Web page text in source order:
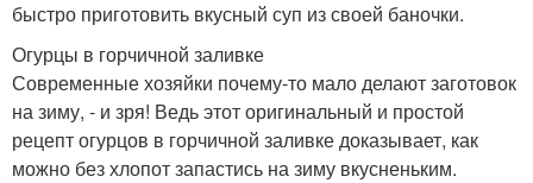
быстро приготовить вкусный суп из своей баночки.
Огурцы в горчичной заливке
Современные хозяйки почему-то мало делают заготовок
на зиму, - и зря! Ведь этот оригинальный и простой
рецепт огурцов в горчичной заливке доказывает, как
можно без хлопот запастись на зиму вкусненьким.